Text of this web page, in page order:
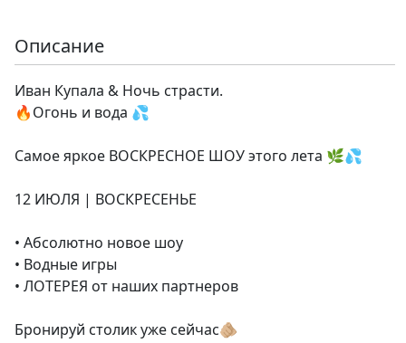
Описание
Иван Купала & Ночь страсти.
🔥Огонь и вода 💦
Самое яркое ВОСКРЕСНОЕ ШОУ этого лета 🌿💦
12 ИЮЛЯ | ВОСКРЕСЕНЬЕ
• Абсолютно новое шоу
• Водные игры
• ЛОТЕРЕЯ от наших партнеров
Бронируй столик уже сейчас🫵🏼